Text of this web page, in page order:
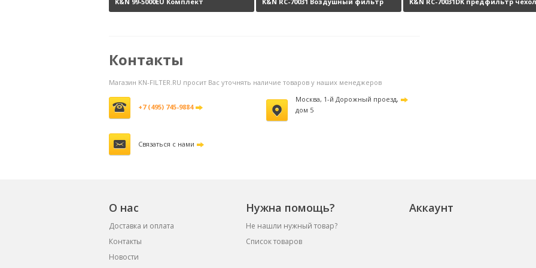
Контакты
Магазин KN-FILTER.RU просит Вас уточнять наличие товаров у наших менеджеров
+7 (495) 745-9884
Москва, 1-й Дорожный проезд,
дом 5
Связаться с нами
О нас Нужна помощь? Аккаунт
Доставка и оплата
Не нашли нужный товар?
Контакты
Список товаров
Новости